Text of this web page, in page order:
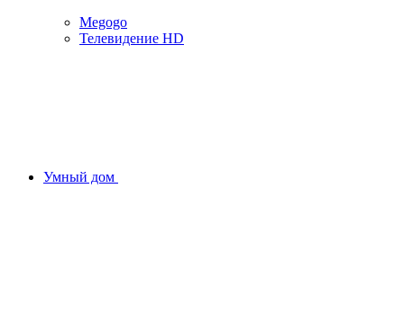
Megogo
Телевидение HD
Умный дом